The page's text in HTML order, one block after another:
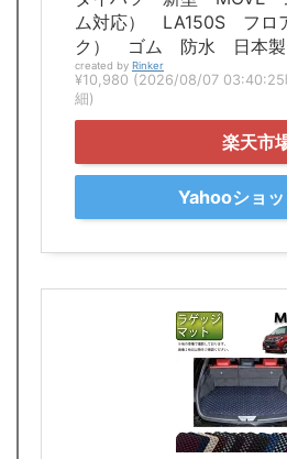
ム対応） LA150S フロ
ク） ゴム 防水 日本製
created by Rinker
¥10,980 (2026/08/07 03:40:25
細)
楽天市
Yahooショ